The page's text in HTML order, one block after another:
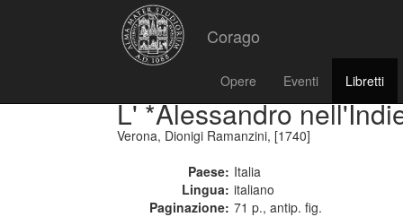
Corago
Opere Eventi Libretti
L' *Alessandro
Verona, Dionigi Ramanzini, [1740]
Paese: Italia
Lingua: italiano
Paginazione: 71 p., antip. fig.